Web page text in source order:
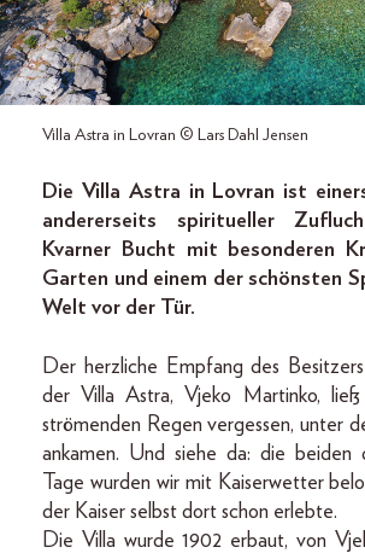
Villa Astra in Lovran © Lars Dahl Jensen
Die Villa Astra in Lovran ist
andererseits spiritueller
Kvarner Bucht mit besonderen
Garten und einem der schönsten
Welt vor der Tür.
Der herzliche Empfang des
der Villa Astra, Vjeko Martinko,
strömenden Regen vergessen, unter
ankamen. Und siehe da: die beiden
Tage wurden wir mit Kaiserwetter
der Kaiser selbst dort schon erlebte.
Die Villa wurde 1902 erbaut, von